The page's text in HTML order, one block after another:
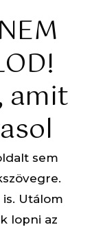
amit
sem
Utálom
lopni az